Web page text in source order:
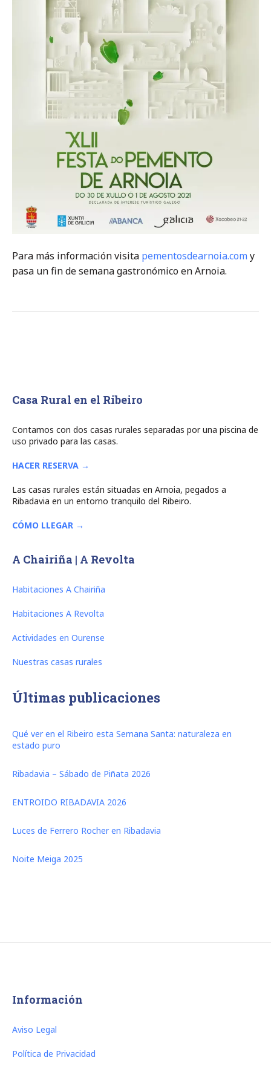
Para más información visita pementosdearnoia.comy
pasa un fin de semana gastronómico en Arnoia.
Casa Rural en el Ribeiro
Contamos con dos casas rurales separadas por una piscina de
uso privado para las casas.
HACER RESERVA →
Las casas rurales están situadas en Arnoia, pegados a
Ribadavia en un entorno tranquilo del Ribeiro.
CÓMO LLEGAR →
A Chairiña | A Revolta
Habitaciones A Chairiña
Habitaciones A Revolta
Actividades en Ourense
Nuestras casas rurales
Últimas publicaciones
Qué ver en el Ribeiro esta Semana Santa: naturaleza en
estado puro
Ribadavia – Sábado de Piñata 2026
ENTROIDO RIBADAVIA 2026
Luces de Ferrero Rocher en Ribadavia
Noite Meiga 2025
Información
Aviso Legal
Política de Privacidad